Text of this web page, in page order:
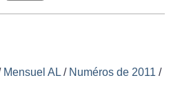
Mensuel AL / Numéros de 2011 /